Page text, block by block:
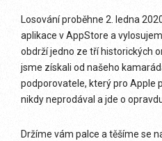
Losování proběhne 2. ledna
aplikace v AppStore a
obdrží jedno ze tří historických
jsme získali od našeho
podporovatele, který pro Apple
nikdy neprodával a jde o
Držíme vám palce a těšíme se